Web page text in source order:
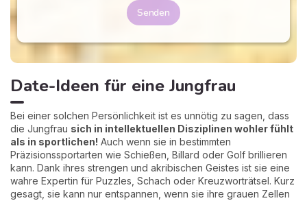
Senden
Date-Ideen für eine Jungfrau
Bei einer solchen Persönlichkeit ist es unnötig zu sagen, dass
die Jungfrau sich in intellektuellen Disziplinen wohler fühlt
als in sportlichen! Auch wenn sie in bestimmten
Präzisionssportarten wie Schießen, Billard oder Golf brillieren
kann. Dank ihres strengen und akribischen Geistes ist sie eine
wahre Expertin für Puzzles, Schach oder Kreuzworträtsel. Kurz
gesagt, sie kann nur entspannen, wenn sie ihre grauen Zellen